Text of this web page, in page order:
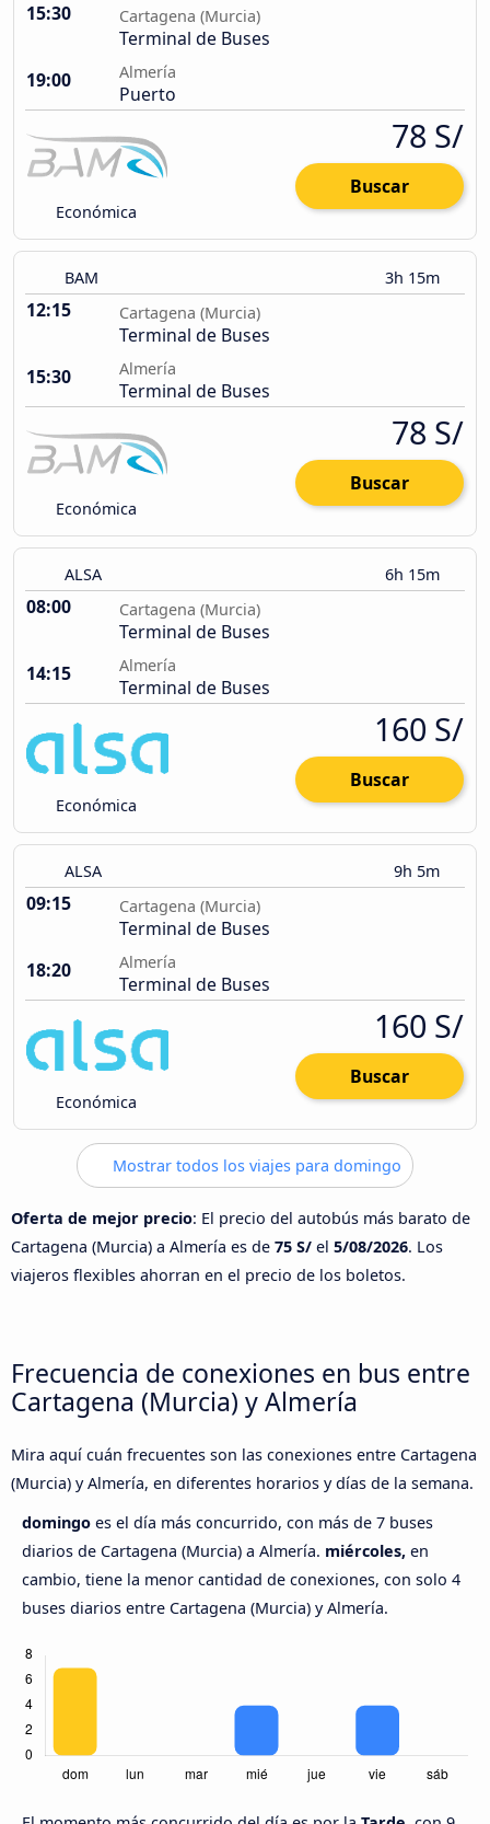
15:30 Cartagena (Murcia)
Terminal de Buses
19:00
Almería
Puerto
Económica
78 S/
Buscar
BAM 3h 15m
12:15 Cartagena (Murcia)
Terminal de Buses
15:30
Almería
Terminal de Buses
Económica
78 S/
Buscar
ALSA 6h 15m
08:00 Cartagena (Murcia)
Terminal de Buses
14:15
Almería
Terminal de Buses
Económica
160 S/
Buscar
ALSA 9h 5m
09:15 Cartagena (Murcia)
Terminal de Buses
18:20
Almería
Terminal de Buses
Económica
160 S/
Buscar
Mostrar todos los viajes para domingo
Oferta de mejor precio: El precio del autobús más barato de
Cartagena (Murcia) a Almería es de 75 S/ el 5/08/2026. Los
viajeros flexibles ahorran en el precio de los boletos.
Frecuencia de conexiones en bus entre
Cartagena (Murcia) y Almería
Mira aquí cuán frecuentes son las conexiones entre Cartagena
(Murcia) y Almería, en diferentes horarios y días de la semana.
domingo es el día más concurrido, con más de 7 buses
diarios de Cartagena (Murcia) a Almería. miércoles, en
cambio, tiene la menor cantidad de conexiones, con solo 4
buses diarios entre Cartagena (Murcia) y Almería.